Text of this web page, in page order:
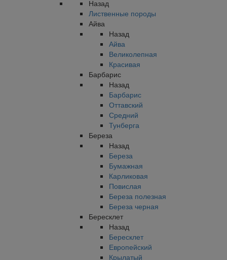
Назад
Лиственные породы
Айва
Назад
Айва
Великолепная
Красивая
Барбарис
Назад
Барбарис
Оттавский
Средний
Тунберга
Береза
Назад
Береза
Бумажная
Карликовая
Повислая
Береза полезная
Береза черная
Бересклет
Назад
Бересклет
Европейский
Крылатый